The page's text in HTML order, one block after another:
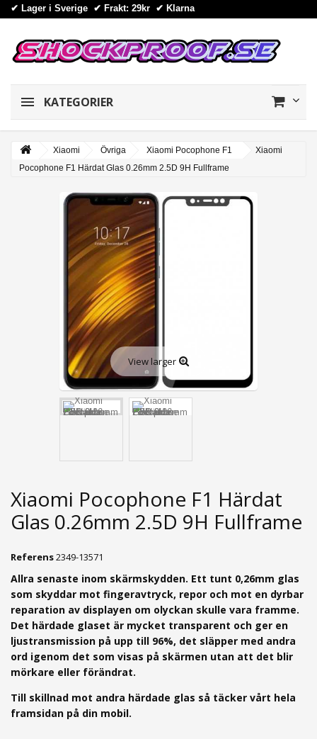
✔ Lager i Sverige ✔ Frakt: 29kr ✔ Klarna
KATEGORIER
Xiaomi Övriga Xiaomi Pocophone F1
Xiaomi
Pocophone F1 Härdat Glas 0.26mm 2.5D 9H Fullframe
View larger
Xiaomi Pocophone F1 Härdat
Glas 0.26mm 2.5D 9H Fullframe
Referens2349-13571
Allra senaste inom skärmskydden. Ett tunt 0,26mm glas
som skyddar mot fingeravtryck, repor och mot en dyrbar
reparation av displayen om olyckan skulle vara framme.
Det härdade glaset är mycket transparent och ger en
ljustransmission på upp till 96%, det släpper med andra
ord igenom det som visas på skärmen utan att det blir
mörkare eller förändrat.
Till skillnad mot andra härdade glas så täcker vårt hela
framsidan på din mobil.